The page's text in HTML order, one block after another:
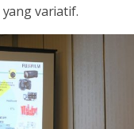
variatif.